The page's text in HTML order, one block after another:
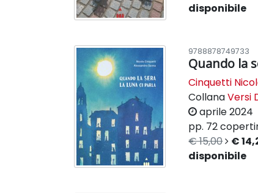
disponibile
9788878749733
Quando la
Cinquetti
CollanaVersi
aprile 2024
pp. 72
€ 15,00
€
disponibile